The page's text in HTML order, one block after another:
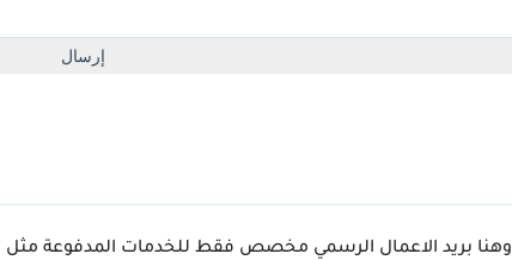
وهنا بريد الاعمال الرسمي مخصص فقط للخدمات المدفوعة مثل